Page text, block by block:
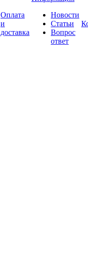
Оплата
и
доставка
Новости
Статьи
Вопрос
ответ